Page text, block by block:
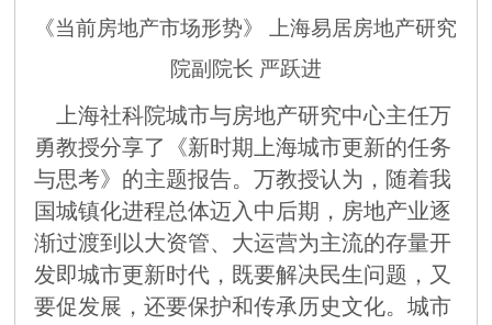
《当前房地产市场形势》
上海易居房地产研究
院副院长 严跃进
上海社科院城市与房地产研究中心主任万
勇教授分享了《新时期上海城市更新的任务
与思考》的主题报告。万教授认为，随着我
国城镇化进程总体迈入中后期，房地产业逐
渐过渡到以大资管、大运营为主流的存量开
发即城市更新时代，既要解决民生问题，又
要促发展，还要保护和传承历史文化。城市